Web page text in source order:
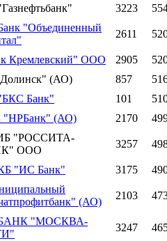
3223
"Объединенный
2611
Кремлевский" ООО 2905
(АО) 857
Банк" 101
(АО) 2170
"РОССИТА-
ООО
3257
"ИС Банк" 3175
(АО)
2103
"МОСКВА-
3247